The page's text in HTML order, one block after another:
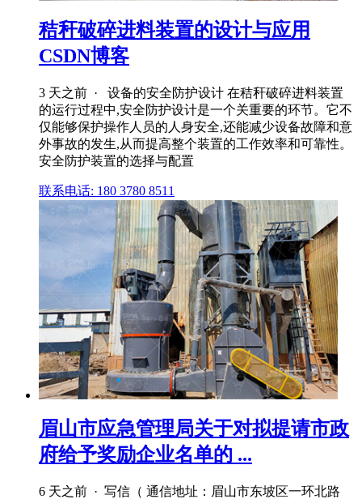
秸秆破碎进料装置的设计与应用
CSDN博客
3 天之前 · 设备的安全防护设计 在秸秆破碎进料装置
的运行过程中,安全防护设计是一个关重要的环节。它不
仅能够保护操作人员的人身安全,还能减少设备故障和意
外事故的发生,从而提高整个装置的工作效率和可靠性。
安全防护装置的选择与配置
联系电话: 180 3780 8511
眉山市应急管理局关于对拟提请市政
府给予奖励企业名单的 ...
6 天之前 · 写信（ 通信地址：眉山市东坡区一环北路